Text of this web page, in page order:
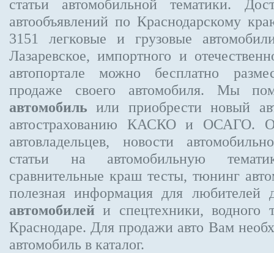
статьи автомобильной тематики.
автообъявлений по Краснодарскому
3151
легковые и грузовые
Лазаревское, импортного и
автопортале можно бесплатно
продаже своего автомобиля. Мы
автомобиль или приобрести новый
автострахованию КАСКО и ОСАГО.
автовладельцев, новости
статьи на автомобильную
сравнительные краш тесты, тюнинг
полезная информация для любителей
автомобилей и спецтехники, водного
Краснодаре. Для продажи авто Вам
автомобиль в каталог.